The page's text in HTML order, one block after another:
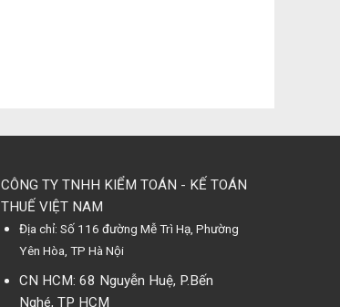
CÔNG TY TNHH KIỂM TOÁN - KẾ TOÁN
THUẾ VIỆT NAM
Địa chỉ: Số 116 đường Mễ Trì Hạ, Phường
Yên Hòa, TP Hà Nội
CN HCM: 68 Nguyễn Huệ, P.Bến
Nghé, TP HCM